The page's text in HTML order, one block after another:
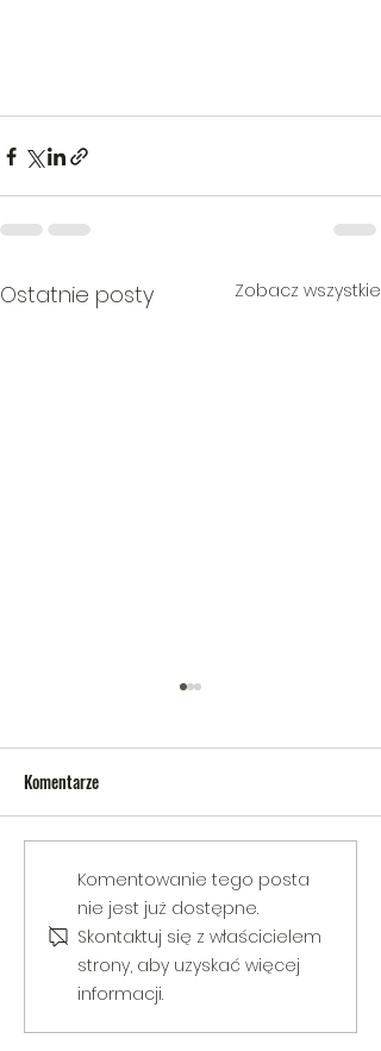
Ostatnie posty Zobacz wszystkie
V Gminny Turniej Szachowy o
Puchar Burmistrza Bełżyc
Komentarze
Komentowanie tego posta
nie jest już dostępne.
Skontaktuj się z właścicielem
strony, aby uzyskać więcej
informacji.